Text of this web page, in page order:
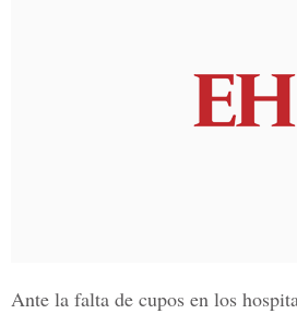
Ante la falta de cupos en los